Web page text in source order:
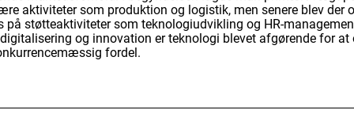
aktiviteter som produktion og logistik, men senere blev der
på støtteaktiviteter som teknologiudvikling og HR-
og innovation er teknologi blevet afgørende for at
fordel.